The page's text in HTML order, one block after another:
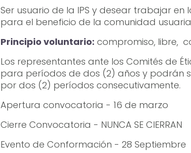
Ser usuario de la IPS y desear trabajar
para el beneficio de la comunidad
Principio voluntario: compromiso, libre,
Los representantes ante los Comités de
para períodos de dos (2) años y podrán
por dos (2) períodos consecutivamente.
Apertura convocatoria - 16 de marzo
Cierre Convocatoria - NUNCA SE CIERRAN
Evento de Conformación - 28 Septiembre